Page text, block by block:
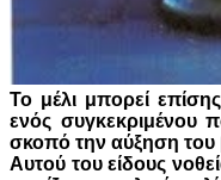
Το μέλι μπορεί
ενός συγκεκριμένου
σκοπό την αύξηση του
Αυτού του είδους